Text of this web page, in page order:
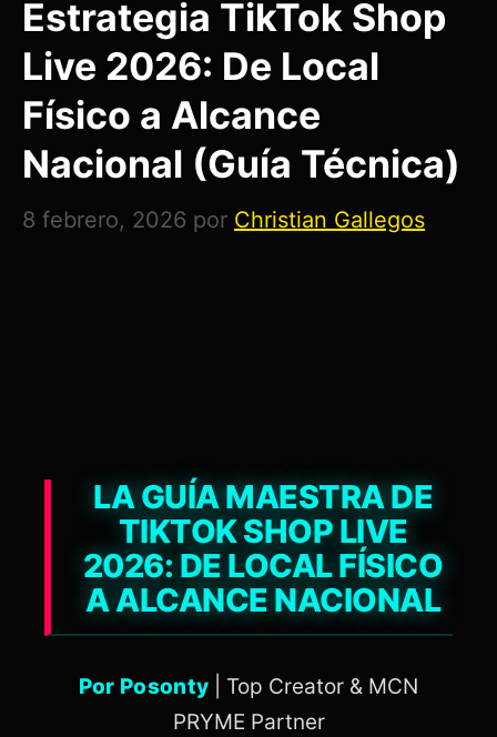
Estrategia TikTok Shop
Live 2026: De Local
Físico a Alcance
Nacional (Guía Técnica)
8 febrero, 2026 por Christian Gallegos
LA GUÍA MAESTRA DE
TIKTOK SHOP LIVE
2026: DE LOCAL FÍSICO
A ALCANCE NACIONAL
Por Posonty | Top Creator & MCN
PRYME Partner